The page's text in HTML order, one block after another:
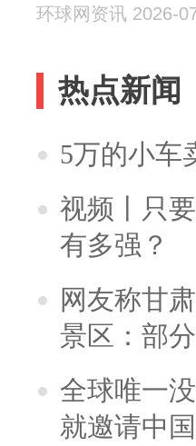
环球网资讯 2026-
热点新闻
5万的小车
视频丨只
有多强？
网友称甘
景区：部
全球唯一
就邀请中